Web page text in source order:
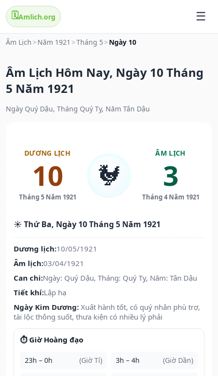
🗓️Amlich.org
Âm Lịch > Năm 1921 >Tháng 5 > Ngày 10
Âm Lịch Hôm Nay, Ngày 10 Tháng
5 Năm 1921
Ngày Quý Dậu, Tháng Quý Tỵ, Năm Tân Dậu
DƯƠNG LỊCH
10
Tháng 5 Năm 1921
🐓
ÂM LỊCH
3
Tháng 4 Năm 1921
☀️ Thứ Ba, Ngày 10 Tháng 5 Năm 1921
Dương lịch:10/05/1921
Âm lịch:03/04/1921
Can chi:Ngày: Quý Dậu, Tháng: Quý Tỵ, Năm: Tân Dậu
Tiết khí:Lập hạ
Ngày Kim Dương: Xuất hành tốt, có quý nhân phù trợ,
tài lộc thông suốt, thưa kiện có nhiều lý phải
⏱️ Giờ Hoàng đạo
23h – 0h (Giờ Tí) 3h – 4h (Giờ Dần)